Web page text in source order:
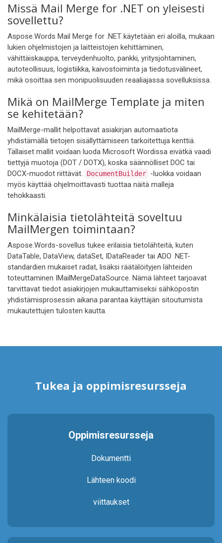
Missä Mail Merge for .NET on yleisesti
sovellettu?
Aspose.Words Mail Merge for .NET käytetään eri aloilla, mukaan
lukien ohjelmistojen ja laitteistojen kehittäminen,
vähittäiskauppa, terveydenhuolto, pankki, yritysjohtaminen,
autoteollisuus, logistiikka, kaivostoiminta ja tiedotusvälineet,
mikä osoittaa sen monipuolisuuden reaaliajassa sovelluksissa.
Mikä on MailMerge Template ja miten
se kehitetään?
MailMerge-mallit helpottavat asiakirjan automaatiota
yhdistämällä tietojen sisällyttämiseen tarkoitettuja kenttiä.
Tällaiset mallit voidaan luoda Microsoft Wordissa eivätkä vaadi
tiettyjä muotoja (DOT / DOTX), koska säännölliset DOC tai
DOCX-muodot riittävät.
DocumentBuilder -luokka voidaan
myös käyttää ohjelmoittavasti tuottaa näitä malleja
tehokkaasti.
Minkälaisia tietolähteitä soveltuu
MailMergen toimintaan?
Aspose.Words-sovellus tukee erilaisia tietolähteitä, kuten
DataTable, DataView, dataSet, IDataReader tai ADO .NET-
standardien mukaiset radat, lisäksi räätälöityjen lähteiden
toteuttaminen IMailMergeDataSource. Nämä lähteet tarjoavat
tarvittavat tiedot asiakirjojen mukauttamiseksi sähköpostin
yhdistämisprosessin aikana parantaa käyttäjän sitoutumista
mukautettujen tulosten kautta.
Tukea ja oppimisresursseja
Oppimisresursseja
Dokumentti
Lähteen koodi
viittaukset